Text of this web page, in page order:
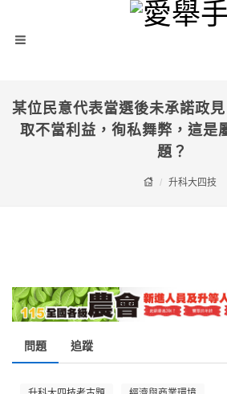
某位民意代表當選後未承諾政
取不當利益，徇私舞弊，這是
題？
升科大四技
問題 追蹤